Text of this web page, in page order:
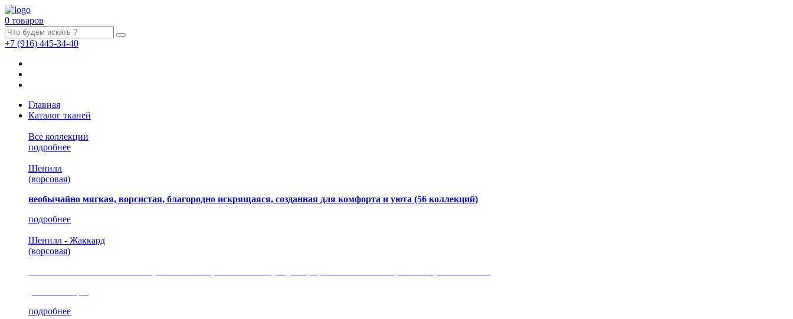
0 товаров
+7 (916) 445-34-40
Главная
Каталог тканей
Все коллекции
подробнее
Шенилл
(ворсовая)
необычайно мягкая, ворсистая, благородно искрящаяся, созданная для комфорта и уюта (56 коллекций)
подробнее
Шенилл - Жаккард
(ворсовая)
подробнее